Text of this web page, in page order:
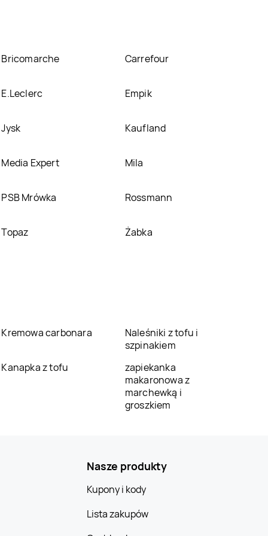
Bricomarche Carrefour
E.Leclerc Empik
Jysk Kaufland
Media Expert Mila
PSB Mrówka Rossmann
Topaz Żabka
Kremowa carbonara
Naleśniki z tofu i
szpinakiem
Kanapka z tofu
zapiekanka
makaronowa z
marchewką i
groszkiem
Nasze produkty
Kupony i kody
Lista zakupów